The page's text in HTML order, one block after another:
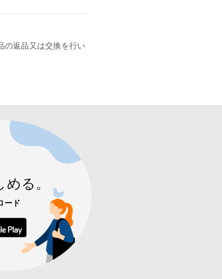
の返品又は交換を行い
る。
ード
ウンロードGoogle Play で手に入れよう